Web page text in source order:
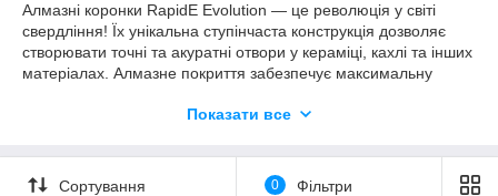
Алмазні коронки RapidE Evolution — це революція у світі
свердління! Їх унікальна ступінчаста конструкція дозволяє
створювати точні та акуратні отвори у кераміці, кахлі та інших
матеріалах. Алмазне покриття забезпечує максимальну
запобігає пошкодженню поверхні. З RapidE Evolution ви
результату!
Показати все
Сортування 0 Фільтри